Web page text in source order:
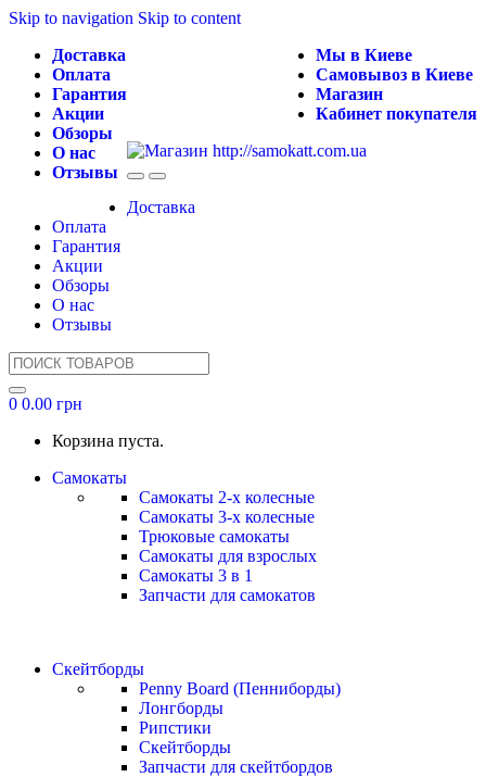
Skip to navigation Skip to content
Доставка
Оплата
Гарантия
Акции
Обзоры
О нас
Отзывы
Мы в Киеве
Самовывоз в Киеве
Магазин
Кабинет покупателя
Доставка
Оплата
Гарантия
Акции
Обзоры
О нас
Отзывы
Search
for:
0 0.00 грн
Корзина пуста.
Самокаты
Самокаты 2-х колесные
Самокаты 3-х колесные
Трюковые самокаты
Самокаты для взрослых
Самокаты 3 в 1
Запчасти для самокатов
Скейтборды
Penny Board (Пенниборды)
Лонгборды
Рипстики
Скейтборды
Запчасти для скейтбордов